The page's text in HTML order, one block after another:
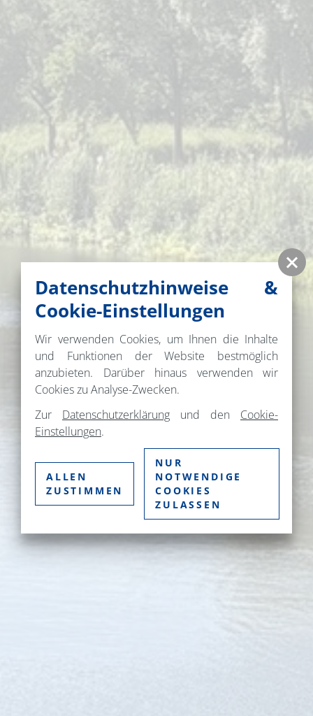
Datenschutzhinweise &
Cookie-Einstellungen
Wir verwenden Cookies, um Ihnen die Inhalte
und Funktionen der Website bestmöglich
anzubieten. Darüber hinaus verwenden wir
Cookies zu Analyse-Zwecken.
Zur Datenschutzerklärung und den Cookie-
Einstellungen.
ALLEN
ZUSTIMMEN
NUR
NOTWENDIGE
COOKIES
ZULASSEN